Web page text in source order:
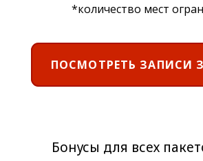
*количество мест
ПОСМОТРЕТЬ ЗАПИСИ
Бонусы для всех